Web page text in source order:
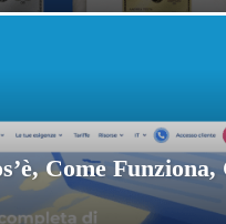
Come Funziona,